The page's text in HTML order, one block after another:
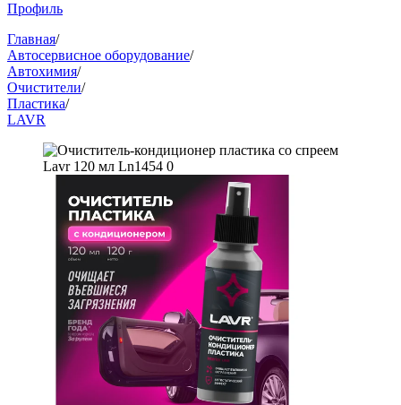
Профиль
Главная/
Автосервисное оборудование/
Автохимия/
Очистители/
Пластика/
LAVR